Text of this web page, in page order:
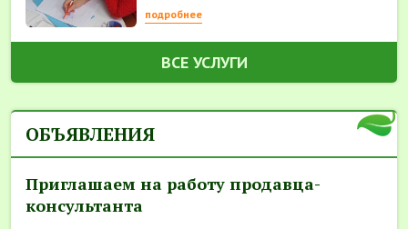
подробнее
ВСЕ УСЛУГИ
ОБЪЯВЛЕНИЯ
Приглашаем на работу продавца-
консультанта